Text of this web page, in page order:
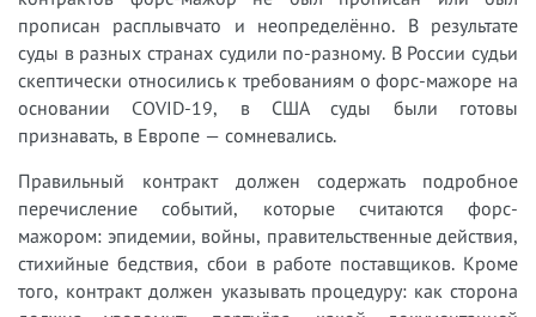
прописан расплывчато и неопределённо. В результате
суды в разных странах судили по-разному. В России судьи
скептически относились к требованиям о форс-мажоре на
основании COVID-19, в США суды были готовы
признавать, в Европе — сомневались.
Правильный контракт должен содержать подробное
перечисление событий, которые считаются форс-
мажором: эпидемии, войны, правительственные действия,
стихийные бедствия, сбои в работе поставщиков. Кроме
того, контракт должен указывать процедуру: как сторона